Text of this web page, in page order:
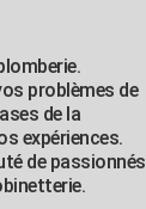
problèmes de
de la
expériences.
de passionnés